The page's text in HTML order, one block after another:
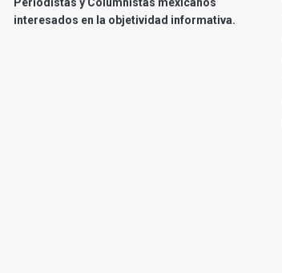
interesados en la objetividad informativa.